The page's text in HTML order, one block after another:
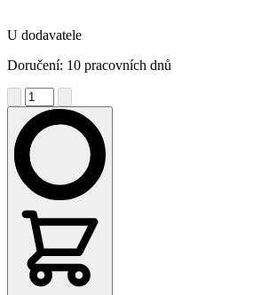
U dodavatele
Doručení: 10 pracovních dnů